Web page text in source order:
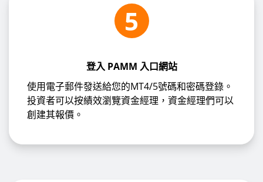
5
登入 PAMM 入口網站
使用電子郵件發送給您的MT4/5號碼和密碼登錄。
投資者可以按績效瀏覽資金經理，資金經理們可以
創建其報價。